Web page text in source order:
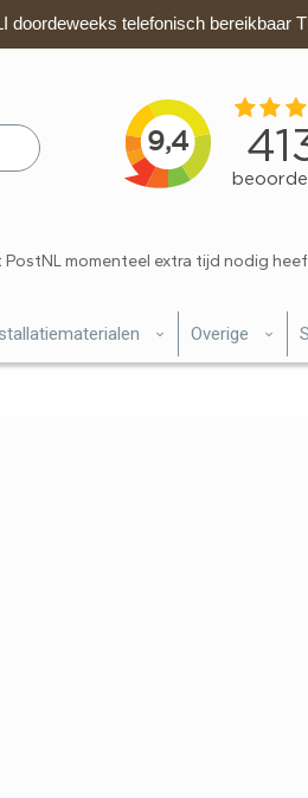
telefonisch bereikbaar
momenteel extra tijd nodig
Overige